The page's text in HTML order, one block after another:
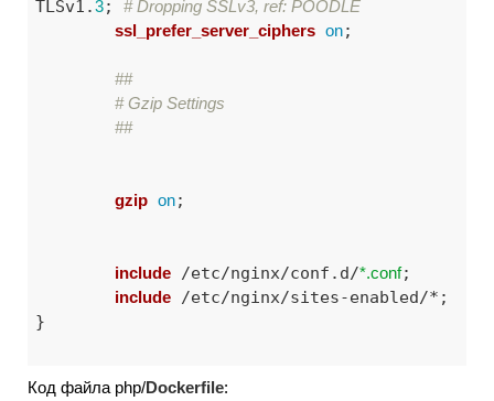
TLSv1.3; # Dropping SSLv3, ref: POODLE
ssl_prefer_server_ciphers on;
##
# Gzip Settings
##
gzip on;
include /etc/nginx/conf.d/*.conf;
include /etc/nginx/sites-enabled/*;
}
Код файла php/Dockerfile: